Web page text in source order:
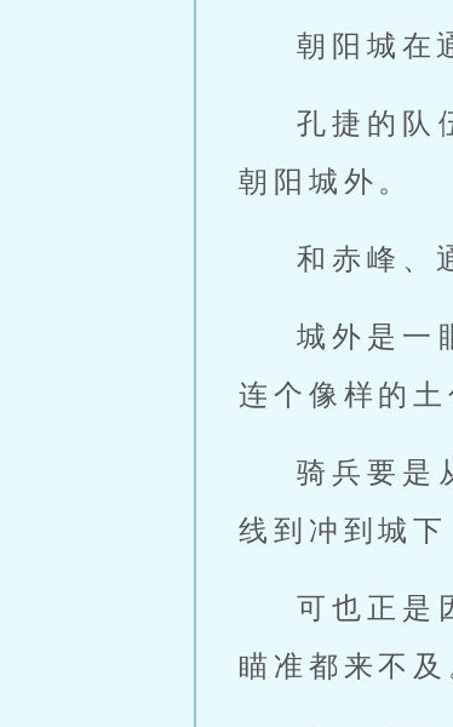
朝阳城在
孔捷的队
朝阳城外。
和赤峰、
城外是一
连个像样的土
骑兵要是
线到冲到城
可也正是
瞄准都来不及